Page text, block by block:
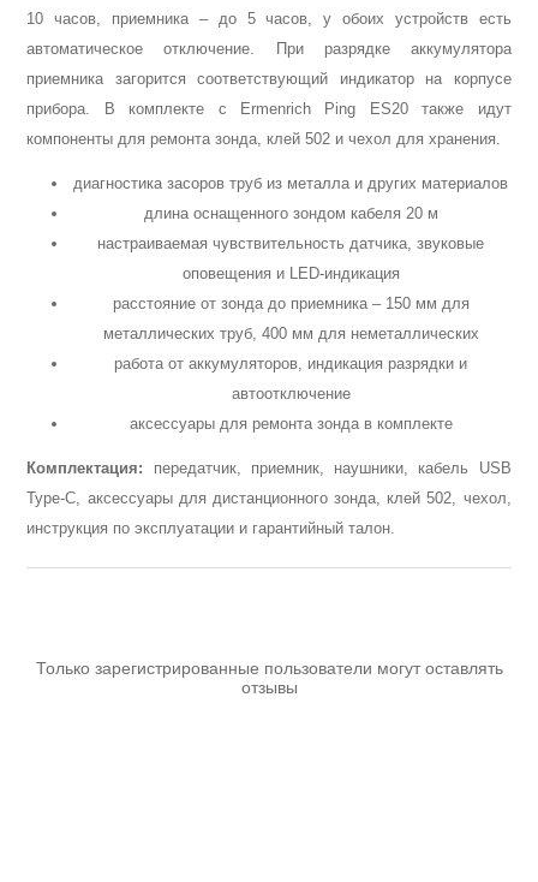
Пневмоинструменты
10 часов, приемника – до 5 часов, у обоих устройств есть
автоматическое отключение. При разрядке аккумулятора
приемника загорится соответствующий индикатор на корпусе
прибора. В комплекте с Ermenrich Ping ES20 также идут
компоненты для ремонта зонда, клей 502 и чехол для хранения.
диагностика засоров труб из металла и других материалов
длина оснащенного зондом кабеля 20 м
настраиваемая чувствительность датчика, звуковые
оповещения и LED-индикация
расстояние от зонда до приемника – 150 мм для
металлических труб, 400 мм для неметаллических
работа от аккумуляторов, индикация разрядки и
автоотключение
аксессуары для ремонта зонда в комплекте
Комплектация: передатчик, приемник, наушники, кабель USB
Type-C, аксессуары для дистанционного зонда, клей 502, чехол,
инструкция по эксплуатации и гарантийный талон.
Только зарегистрированные пользователи могут оставлять
отзывы